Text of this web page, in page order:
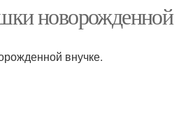
новорожденной
внучке.